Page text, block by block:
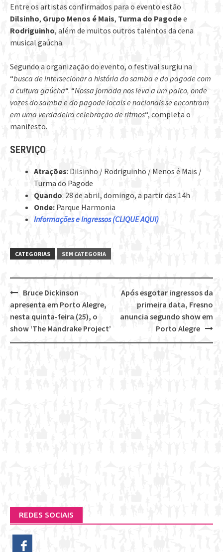
Entre os artistas confirmados para o evento estão
Dilsinho, Grupo Menos é Mais, Turma do Pagodee
Rodriguinho, além de muitos outros talentos da cena
musical gaúcha.
Segundo a organização do evento, o festival surgiu na
“busca de intersecionar a história do samba e do pagode com
a cultura gaúcha“. “Nossa jornada nos leva a um palco, onde
vozes do samba e do pagode locais e nacionais se encontram
em uma verdadeira celebração de ritmos“, completa o
manifesto.
SERVIÇO
Atrações: Dilsinho / Rodriguinho / Menos é Mais /
Turma do Pagode
Quando: 28 de abril, domingo, a partir das 14h
Onde: Parque Harmonia
Informações e Ingressos (CLIQUE AQUI)
CATEGORIAS SEM CATEGORIA
Post
navigation
Após esgotar ingressos da
primeira data, Fresno
anuncia segundo show em
Porto Alegre
Bruce Dickinson
apresenta em Porto Alegre,
nesta quinta-feira (25), o
show ‘The Mandrake Project’
REDES SOCIAIS